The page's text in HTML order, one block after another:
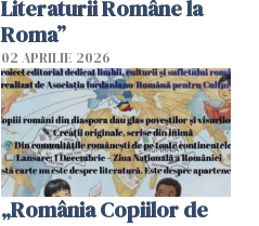
Literaturii Române la
Roma”
02 APRILIE 2026
„România Copiilor de